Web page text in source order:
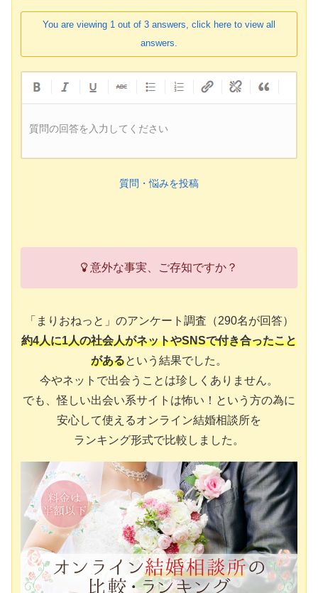
You are viewing 1 out of 3 answers, click here to view all
answers.
質問の回答を入力してください
質問・悩みを投稿
意外な事実、ご存知ですか？
「まりおねっと」のアンケート調査（290名が回答）
約4人に1人の社会人がネットやSNSで付き合ったこと
があるという結果でした。
今やネットで出会うことは珍しくありません。
でも、怪しい出会い系サイトは怖い！という方の為に
安心して使えるオンライン結婚相談所を
ランキング形式で比較しました。